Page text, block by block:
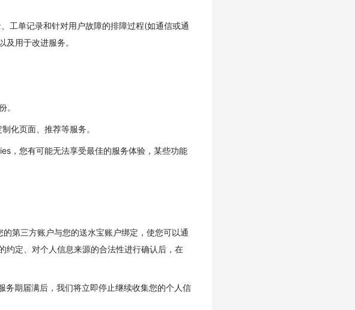
工单记录和针对用户故障的排障过程(如通信或通
用于改进服务。
。
化页面、推荐等服务。
，您有可能无法享受最佳的服务体验，某些功能
第三方账户与您的送水宝账户绑定，使您可以通
约定、对个人信息来源的合法性进行确认后，在
期届满后，我们将立即停止继续收集您的个人信